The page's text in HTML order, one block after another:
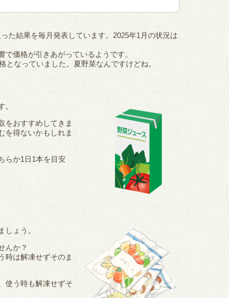
た結果を毎月発表しています。2025年1月の状況は
価格が引きあがっているようです。
なっていました。夏野菜なんですけどね。
をおすすめしてきま
を得ないかもしれま
らか1日1本を目安
ょう。
んか？
時は解凍せずそのま
使う時も解凍せずそ